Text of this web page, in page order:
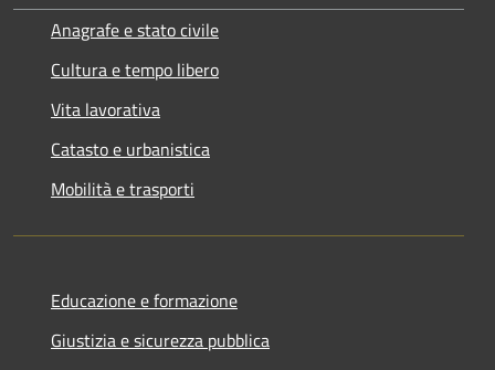
Anagrafe e stato civile
Cultura e tempo libero
Vita lavorativa
Catasto e urbanistica
Mobilità e trasporti
Educazione e formazione
Giustizia e sicurezza pubblica